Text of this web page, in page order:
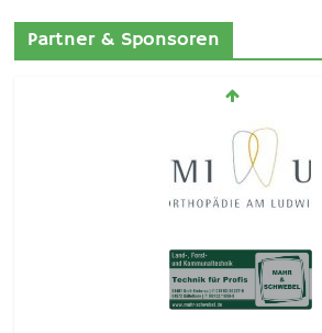
Förderprojekt „Santo“
11. Januar 2022
2021 … es geht weiter
12. August 2021
Weihnachten 2025
30. November 2025
Partner & Sponsoren